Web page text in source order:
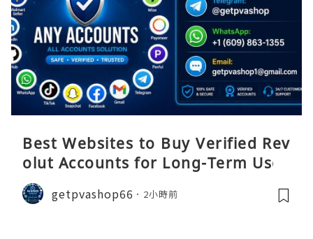
Best Websites to Buy Verified Rev
olut Accounts for Long-Term Use
getpvashop66 2小時前